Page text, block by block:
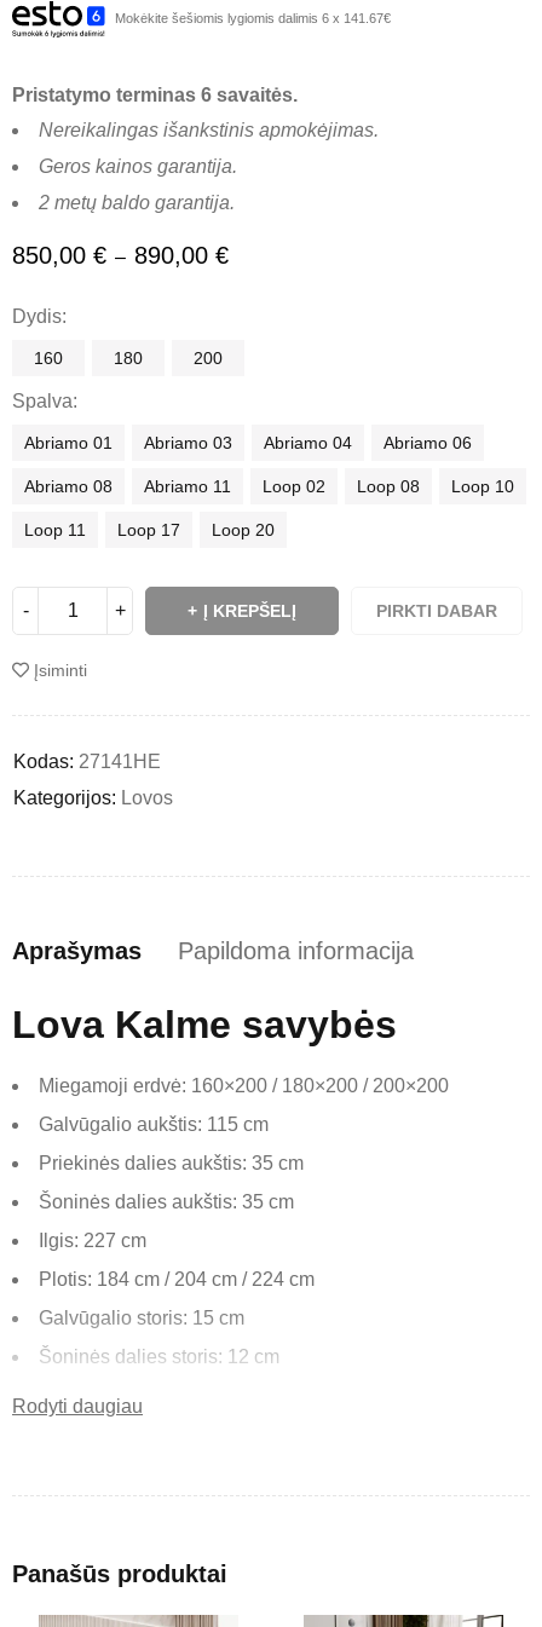
Mokėkite šešiomis lygiomis dalimis 6 x 141.67€
Pristatymo terminas 6 savaitės.
Nereikalingas išankstinis apmokėjimas.
Geros kainos garantija.
2 metų baldo garantija.
850,00 € – 890,00 €
Dydis
160 180 200
Spalva
Abriamo 01 Abriamo 03 Abriamo 04 Abriamo 06
Abriamo 08 Abriamo 11 Loop 02 Loop 08 Loop 10
Loop 11 Loop 17 Loop 20
Į KREPŠELĮ PIRKTI DABAR
Įsiminti
Kodas: 27141HE
Kategorijos: Lovos
Aprašymas Papildoma informacija
Lova Kalme savybės
Miegamoji erdvė: 160×200 / 180×200 / 200×200
Galvūgalio aukštis: 115 cm
Priekinės dalies aukštis: 35 cm
Šoninės dalies aukštis: 35 cm
Ilgis: 227 cm
Plotis: 184 cm / 204 cm / 224 cm
Galvūgalio storis: 15 cm
Šoninės dalies storis: 12 cm
Kalme – minimalistinė minkšta lova, sukurta moderniam
Rodyti daugiau
Panašūs produktai